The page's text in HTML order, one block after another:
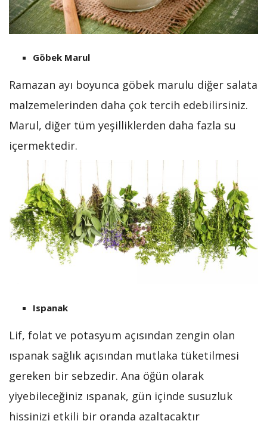
Göbek Marul
Ramazan ayı boyunca göbek marulu diğer salata
malzemelerinden daha çok tercih edebilirsiniz.
Marul, diğer tüm yeşilliklerden daha fazla su
içermektedir.
Ispanak
Lif, folat ve potasyum açısından zengin olan
ıspanak sağlık açısından mutlaka tüketilmesi
gereken bir sebzedir. Ana öğün olarak
yiyebileceğiniz ıspanak, gün içinde susuzluk
hissinizi etkili bir oranda azaltacaktır